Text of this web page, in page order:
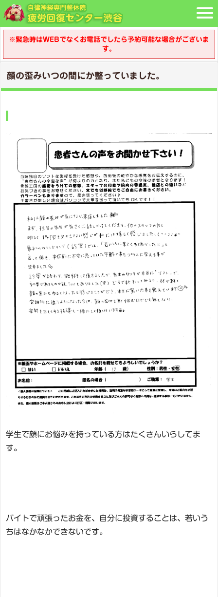
※緊急時はWEBでなくお電話でしたら予約可能な場合がございま
す。
顔の歪みいつの間にか整っていました。
学生で顔にお悩みを持っている方はたくさんいらしてま
す。
バイトで頑張ったお金を、自分に投資することは、若いう
ちはなかなかできないです。